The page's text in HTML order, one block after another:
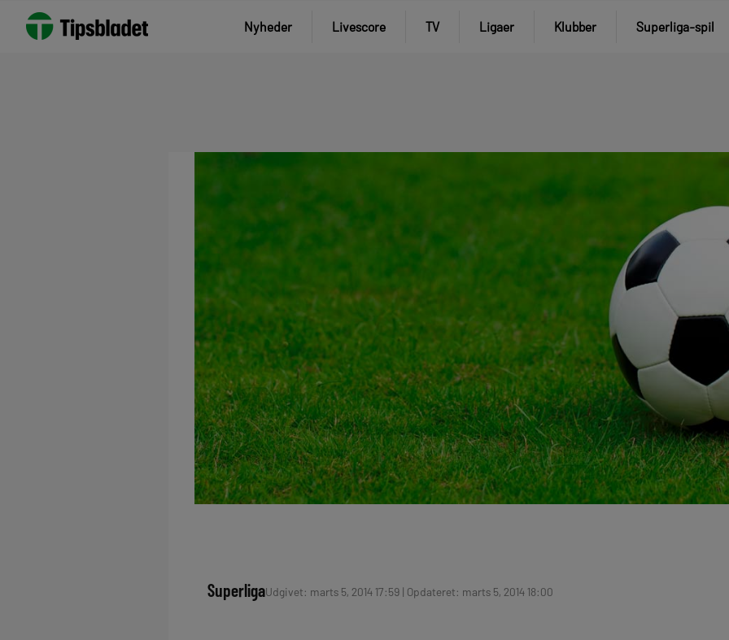
Nyheder Livescore TV Ligaer Klubber Superliga-spil
SuperligaUdgivet: marts 5, 2014 17:59 | Opdateret: marts 5, 2014 18:00